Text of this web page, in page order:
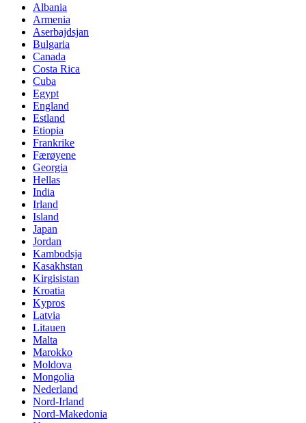
Albania
Armenia
Aserbajdsjan
Bulgaria
Canada
Costa Rica
Cuba
Egypt
England
Estland
Etiopia
Frankrike
Færøyene
Georgia
Hellas
India
Irland
Island
Japan
Jordan
Kambodsja
Kasakhstan
Kirgisistan
Kroatia
Kypros
Latvia
Litauen
Malta
Marokko
Moldova
Mongolia
Nederland
Nord-Irland
Nord-Makedonia